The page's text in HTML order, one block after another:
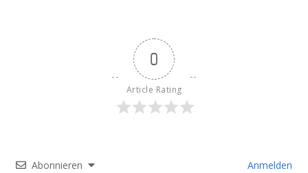
0
Article Rating
Abonnieren Anmelden